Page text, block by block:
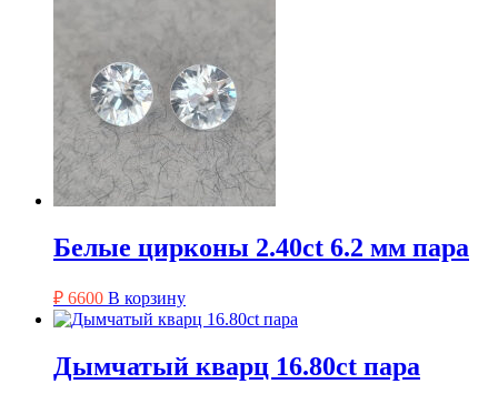
Белые цирконы 2.40ct 6.2 мм пара
₽ 6600 В корзину
Дымчатый кварц 16.80ct пара